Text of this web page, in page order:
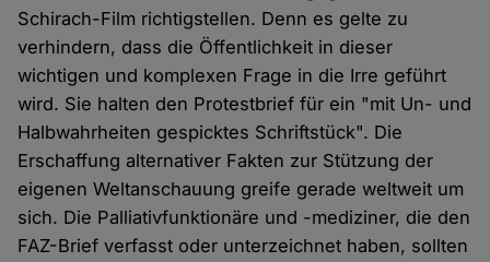
Schirach-Film richtigstellen. Denn es gelte zu
verhindern, dass die Öffentlichkeit in dieser
wichtigen und komplexen Frage in die Irre geführt
wird. Sie halten den Protestbrief für ein "mit Un- und
Halbwahrheiten gespicktes Schriftstück". Die
Erschaffung alternativer Fakten zur Stützung der
eigenen Weltanschauung greife gerade weltweit um
sich. Die Palliativfunktionäre und -mediziner, die den
FAZ-Brief verfasst oder unterzeichnet haben, sollten